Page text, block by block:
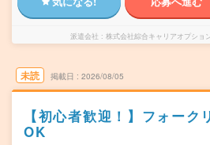
派遣会社 株式会社綜合キャリアオプショ
未読 掲載日 2026/08/05
【初心者歓迎！】フォーク
OK